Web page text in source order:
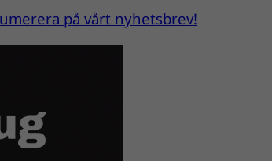
på vårt nyhetsbrev!